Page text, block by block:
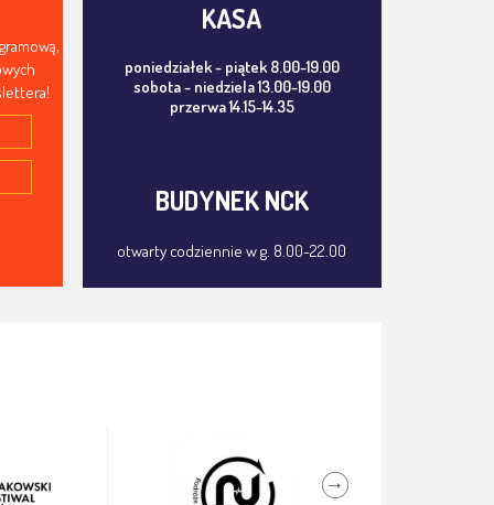
KASA
poniedziałek - piątek 8.00-19.00
sobota - niedziela 13.00-19.00
przerwa 14.15-14.35
BUDYNEK NCK
otwarty codziennie w g. 8.00-22.00